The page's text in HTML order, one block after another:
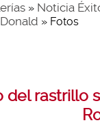
» Noticia
» Fotos
del rastrillo